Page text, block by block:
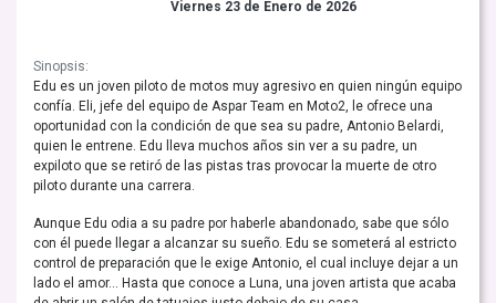
Viernes 23 de Enero de 2026
Sinopsis:
Edu es un joven piloto de motos muy agresivo en quien ningún equipo
confía. Eli, jefe del equipo de Aspar Team en Moto2, le ofrece una
oportunidad con la condición de que sea su padre, Antonio Belardi,
quien le entrene. Edu lleva muchos años sin ver a su padre, un
expiloto que se retiró de las pistas tras provocar la muerte de otro
piloto durante una carrera.
Aunque Edu odia a su padre por haberle abandonado, sabe que sólo
con él puede llegar a alcanzar su sueño. Edu se someterá al estricto
control de preparación que le exige Antonio, el cual incluye dejar a un
lado el amor... Hasta que conoce a Luna, una joven artista que acaba